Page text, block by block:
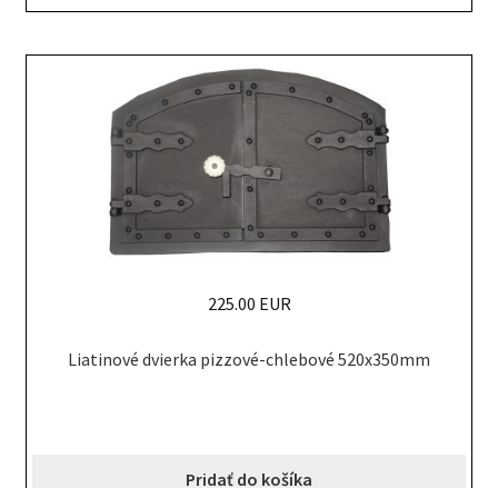
Liatinové dvierka pizzové-chlebové 520x350mm
225.00 EUR
Pridať do košíka